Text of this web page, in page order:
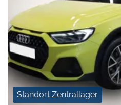
Standort Zentrallager